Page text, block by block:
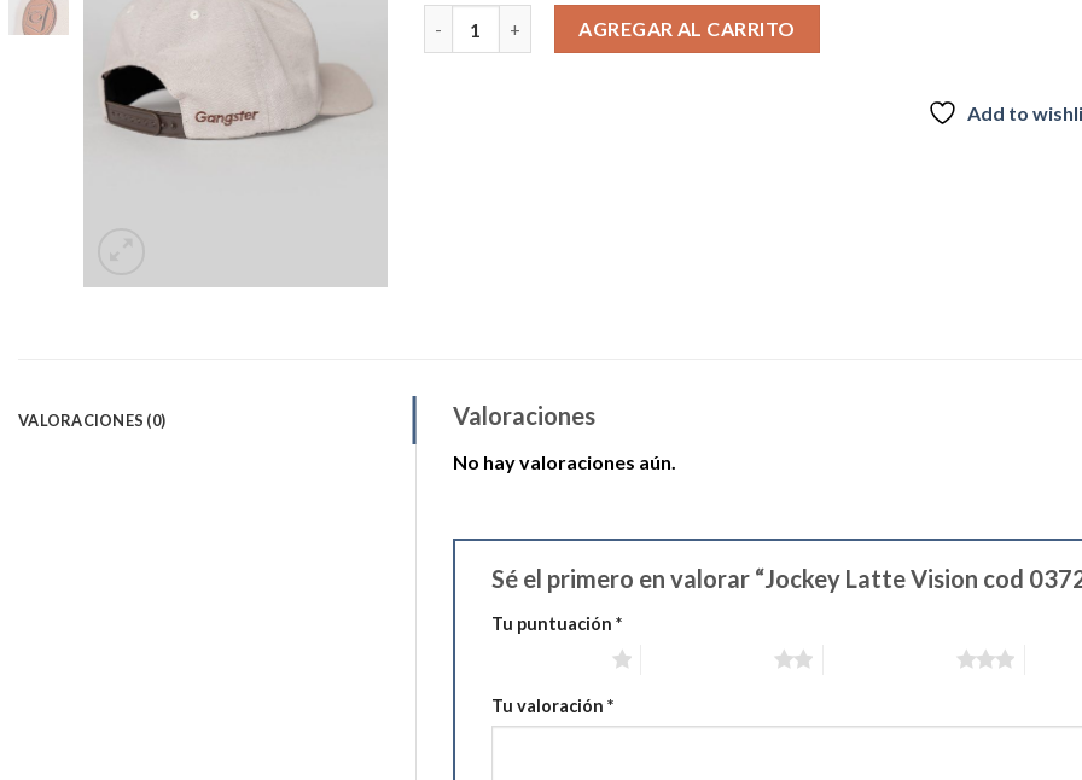
era:
$14.990.
es:
$9.990.
AGREGAR AL CARRITO
Add to
VALORACIONES (0) Valoraciones
No hay valoraciones aún.
Sé el primero en valorar “Jockey Latte Vision cod
Tu puntuación *
Tu valoración *